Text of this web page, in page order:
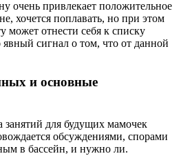
очень привлекает положительное
хочется поплавать, но при этом
может отнести себя к списку
явный сигнал о том, что от данной
и основные
занятий для будущих мамочек
обсуждениями, спорами
в бассейн, и нужно ли.